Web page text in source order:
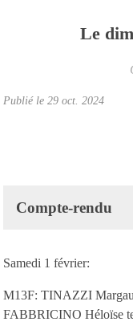
Le
Publié le 29 oct. 2024
Compte-rendu
Samedi 1 février:
M13F: TINAZZI
FABBRICINO Héloïse